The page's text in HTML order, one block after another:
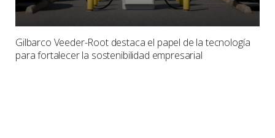
Gilbarco Veeder-Root destaca el papel de la tecnología
para fortalecer la sostenibilidad empresarial